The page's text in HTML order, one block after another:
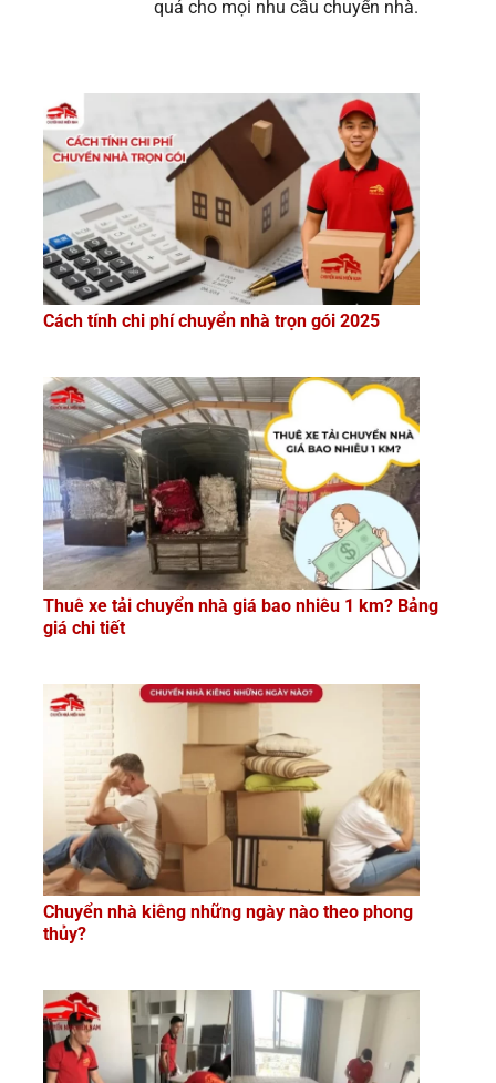
quả cho mọi nhu cầu chuyển nhà.
Cách tính chi phí chuyển nhà trọn gói 2025
Thuê xe tải chuyển nhà giá bao nhiêu 1 km? Bảng
giá chi tiết
Chuyển nhà kiêng những ngày nào theo phong
thủy?